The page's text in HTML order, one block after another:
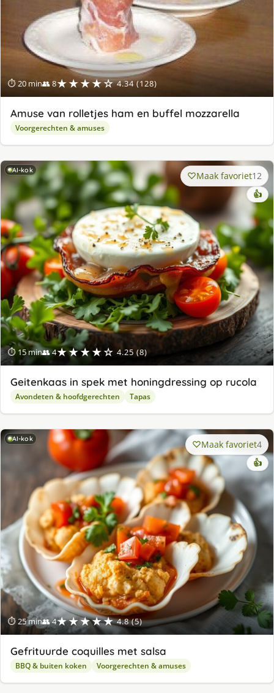
⏱ 20 min👥 8★★★★☆ 4.34 (128)
Amuse van rolletjes ham en buffel mozzarella
Voorgerechten & amuses
AI-kok
⏱ 15 min👥 4★★★★☆ 4.25 (8)
Maak favoriet12
👍
Geitenkaas in spek met honingdressing op rucola
Avondeten & hoofdgerechten Tapas
AI-kok
⏱ 25 min👥 4★★★★★ 4.8 (5)
Maak favoriet4
👍
Gefrituurde coquilles met salsa
BBQ & buiten koken Voorgerechten & amuses